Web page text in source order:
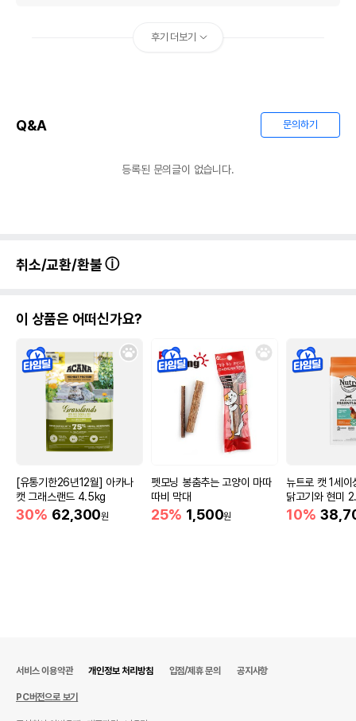
후기 더보기
Q&A 문의하기
등록된 문의글이 없습니다.
취소/교환/환불
이 상품은 어떠신가요?
[유통기한26년12월] 아카나
캣 그래스랜드 4.5kg
30% 62,300원
펫모닝 봉춤추는 고양이 마따
따비 막대
25% 1,500원
뉴트로 캣 1세이
닭고기와 현미
10%
서비스 이용약관 개인정보 처리방침 입점/제휴 문의 공지사항
PC버전으로 보기